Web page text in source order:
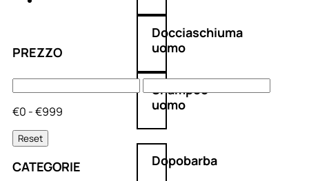
Docciaschiuma
uomo
Shampoo
uomo
Dopobarba
PREZZO
€0 - €999
Reset
CATEGORIE